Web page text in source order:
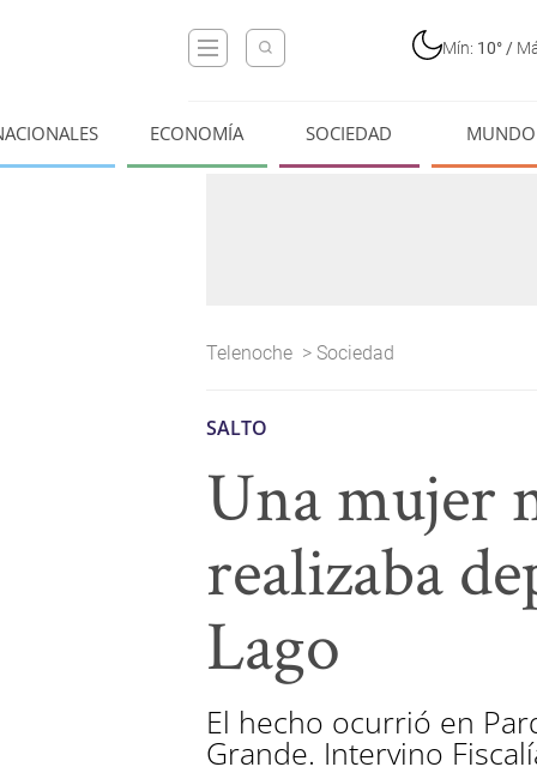
Mín: 10° /
ECONOMÍA SOCIEDAD MUNDO
Telenoche > Sociedad
SALTO
Una mujer
realizaba
Lago
El hecho ocurrió en
Grande. Intervino